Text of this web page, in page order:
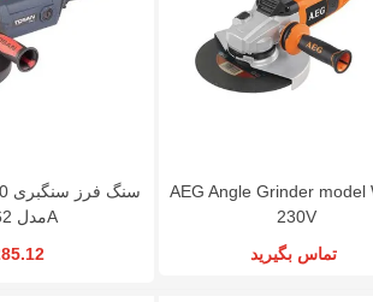
مدل 3062A
AEG Angle Grinder model
230V
تماس بگیرید